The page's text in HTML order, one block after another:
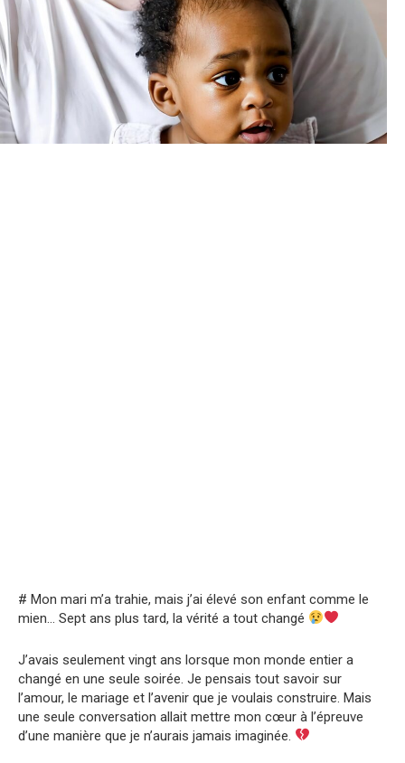
# Mon mari m’a trahie, mais j’ai élevé son enfant comme le
mien… Sept ans plus tard, la vérité a tout changé
J’avais seulement vingt ans lorsque mon monde entier a
changé en une seule soirée. Je pensais tout savoir sur
l’amour, le mariage et l’avenir que je voulais construire. Mais
une seule conversation allait mettre mon cœur à l’épreuve
d’une manière que je n’aurais jamais imaginée.